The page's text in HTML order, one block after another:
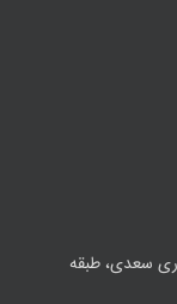
سعدی، طبقه